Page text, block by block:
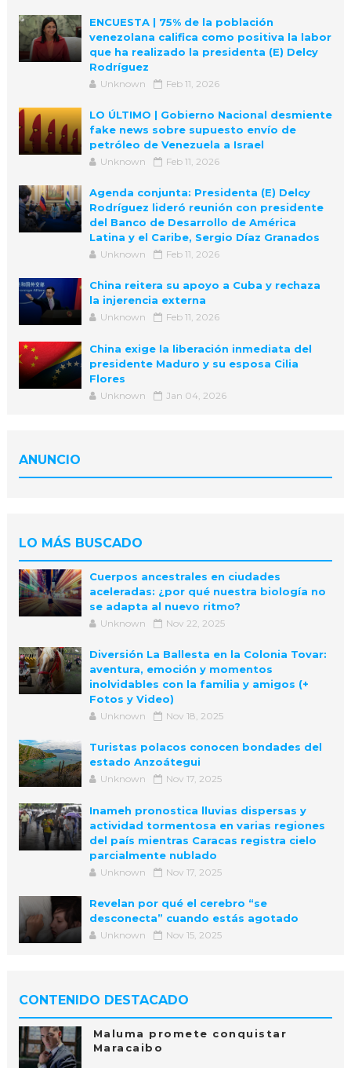
ENCUESTA | 75% de la población
venezolana califica como positiva la labor
que ha realizado la presidenta (E) Delcy
Rodríguez
Unknown Feb 11, 2026
LO ÚLTIMO | Gobierno Nacional desmiente
fake news sobre supuesto envío de
petróleo de Venezuela a Israel
Unknown Feb 11, 2026
Agenda conjunta: Presidenta (E) Delcy
Rodríguez lideró reunión con presidente
del Banco de Desarrollo de América
Latina y el Caribe, Sergio Díaz Granados
Unknown Feb 11, 2026
China reitera su apoyo a Cuba y rechaza
la injerencia externa
Unknown Feb 11, 2026
China exige la liberación inmediata del
presidente Maduro y su esposa Cilia
Flores
Unknown Jan 04, 2026
ANUNCIO
LO MÁS BUSCADO
Cuerpos ancestrales en ciudades
aceleradas: ¿por qué nuestra biología no
se adapta al nuevo ritmo?
Unknown Nov 22, 2025
Diversión La Ballesta en la Colonia Tovar:
aventura, emoción y momentos
inolvidables con la familia y amigos (+
Fotos y Video)
Unknown Nov 18, 2025
Turistas polacos conocen bondades del
estado Anzoátegui
Unknown Nov 17, 2025
Inameh pronostica lluvias dispersas y
actividad tormentosa en varias regiones
del país mientras Caracas registra cielo
parcialmente nublado
Unknown Nov 17, 2025
Revelan por qué el cerebro “se
desconecta” cuando estás agotado
Unknown Nov 15, 2025
CONTENIDO DESTACADO
Maluma promete conquistar
Maracaibo